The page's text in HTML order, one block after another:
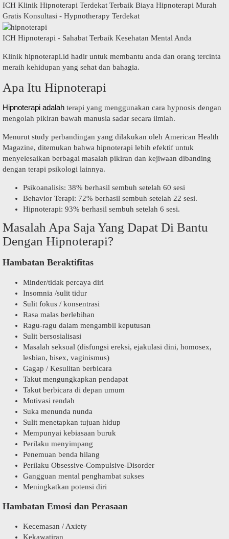
ICH Klinik Hipnoterapi Terdekat Terbaik Biaya Hipnoterapi Murah
Gratis Konsultasi - Hypnotherapy Terdekat
ICH Hipnoterapi - Sahabat Terbaik Kesehatan Mental Anda
Klinik hipnoterapi.id hadir untuk membantu anda dan orang tercinta
meraih kehidupan yang sehat dan bahagia.
Apa Itu Hipnoterapi
Hipnoterapi adalah terapi yang menggunakan cara hypnosis dengan
mengolah pikiran bawah manusia sadar secara ilmiah.
Menurut study perbandingan yang dilakukan oleh American Health
Magazine, ditemukan bahwa hipnoterapi lebih efektif untuk
menyelesaikan berbagai masalah pikiran dan kejiwaan dibanding
dengan terapi psikologi lainnya.
Psikoanalisis: 38% berhasil sembuh setelah 60 sesi
Behavior Terapi: 72% berhasil sembuh setelah 22 sesi.
Hipnoterapi: 93% berhasil sembuh setelah 6 sesi.
Masalah Apa Saja Yang Dapat Di Bantu
Dengan Hipnoterapi?
Hambatan Beraktifitas
Minder/tidak percaya diri
Insomnia /sulit tidur
Sulit fokus / konsentrasi
Rasa malas berlebihan
Ragu-ragu dalam mengambil keputusan
Sulit bersosialisasi
Masalah seksual (disfungsi ereksi, ejakulasi dini, homosex,
lesbian, bisex, vaginismus)
Gagap / Kesulitan berbicara
Takut mengungkapkan pendapat
Takut berbicara di depan umum
Motivasi rendah
Suka menunda nunda
Sulit menetapkan tujuan hidup
Mempunyai kebiasaan buruk
Perilaku menyimpang
Penemuan benda hilang
Perilaku Obsessive-Compulsive-Disorder
Gangguan mental penghambat sukses
Meningkatkan potensi diri
Hambatan Emosi dan Perasaan
Kecemasan / Axiety
Kekawatiran